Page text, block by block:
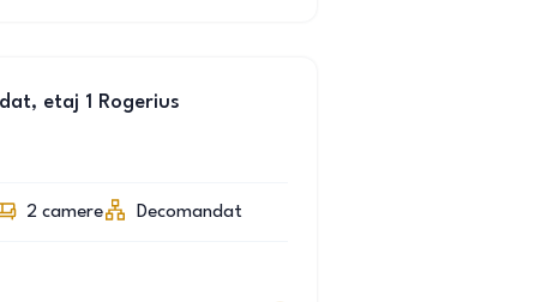
etaj 1 Rogerius
2 camere Decomandat